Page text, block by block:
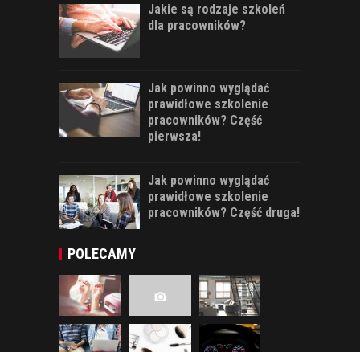
Jakie są rodzaje szkoleń
dla pracowników?
Jak powinno wyglądać
prawidłowe szkolenie
pracowników? Część
pierwsza!
Jak powinno wyglądać
prawidłowe szkolenie
pracowników? Część druga!
POLECAMY